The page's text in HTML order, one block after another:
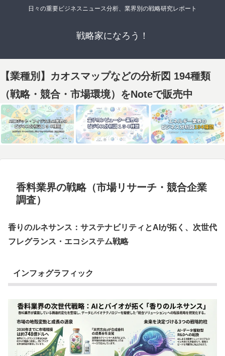
日々の重要ビジネスニュース分析、業界別の戦略研究レポート
戦略家になろう！
【業種別】カオスマップなどの分析図 194種類
（戦略・競合・市場環境）をNoteで販売中
香料業界の戦略（市場リサーチ・競合企業
調査）
香りのルネサンス：サステナビリティとAIが拓く、次世代
フレグランス・エコシステム戦略
インフォグラフィック